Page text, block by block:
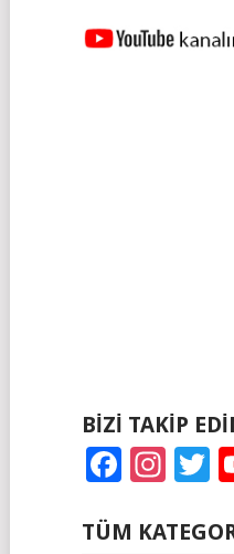
YAZILAR
BIZI TAKIP
TÜM